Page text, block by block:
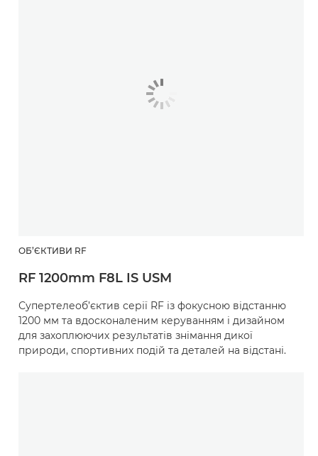
ОБ’ЄКТИВИ RF
RF 1200mm F8L IS USM
Супертелеоб’єктив серії RF із фокусною відстанню
1200 мм та вдосконаленим керуванням і дизайном
для захоплюючих результатів знімання дикої
природи, спортивних подій та деталей на відстані.